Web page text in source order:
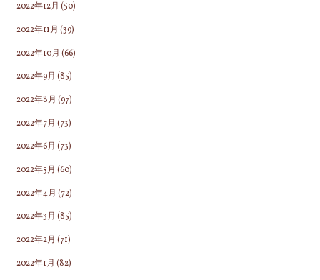
2022年12月 (50)
2022年11月 (39)
2022年10月 (66)
2022年9月 (85)
2022年8月 (97)
2022年7月 (73)
2022年6月 (73)
2022年5月 (60)
2022年4月 (72)
2022年3月 (85)
2022年2月 (71)
2022年1月 (82)